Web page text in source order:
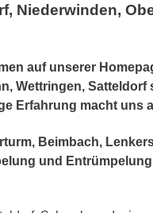
Niederwinden,
auf unserer
Wettringen, Satteldorf
Erfahrung macht uns
Beimbach,
und